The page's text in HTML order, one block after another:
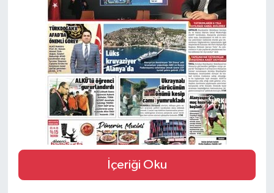
İçeriği Oku
Gizlilik İlkeleri - Privacy Policy
Güncel
Gündem
Politika
Spor